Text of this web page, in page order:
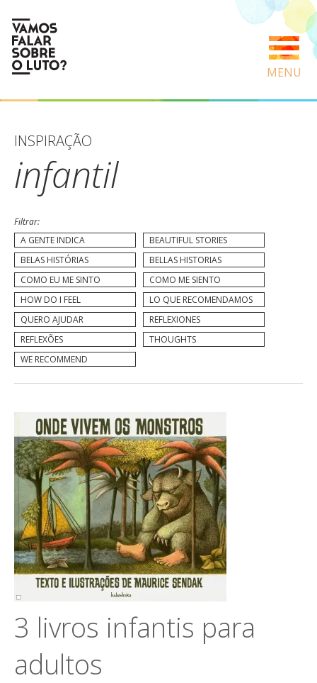
MENU
INSPIRAÇÃO
infantil
Filtrar:
A GENTE INDICA
BEAUTIFUL STORIES
BELAS HISTÓRIAS
BELLAS HISTORIAS
COMO EU ME SINTO
COMO ME SIENTO
HOW DO I FEEL
LO QUE RECOMENDAMOS
QUERO AJUDAR
REFLEXIONES
REFLEXÕES
THOUGHTS
WE RECOMMEND
3 livros infantis para
adultos